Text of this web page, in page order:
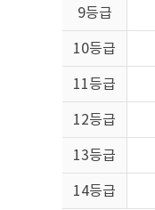
번
호
를
나
타
내
는
표
9등급
10등급
11등급
12등급
13등급
14등급